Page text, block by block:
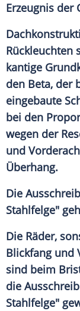
Erzeugnis der
Rückleuchten
kantige
den Beta, der
eingebaute
bei den
wegen der
und
Überhang.
Die
Stahlfelge"
Die Räder,
Blickfang und
sind beim
die
Stahlfelge"